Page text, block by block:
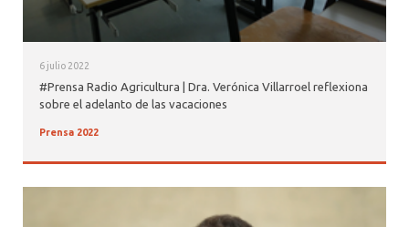
6 julio 2022
#Prensa Radio Agricultura | Dra. Verónica Villarroel reflexiona
sobre el adelanto de las vacaciones
Prensa 2022